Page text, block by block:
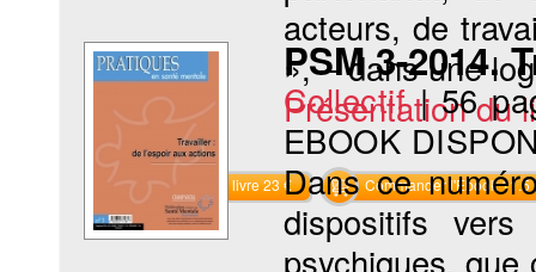
acteurs, de
», – dans une
Présentation du
Commander le livre 23 € Commander l'Ebook 11.5
PSM 3-2014.
Collectif |56
EBOOK
Dans ce
dispositifs
psychiques,